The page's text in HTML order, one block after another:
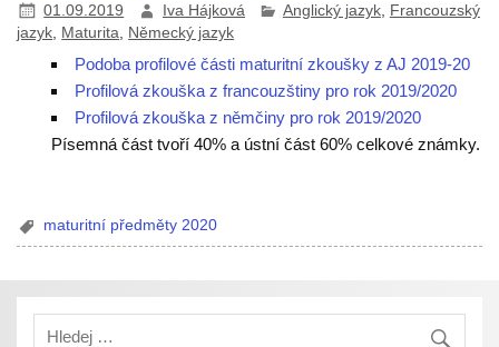
01.09.2019 Iva Hájková Anglický jazyk,
Francouzský
jazyk, Maturita, Německý jazyk
Podoba profilové části maturitní zkoušky z AJ 2019-20
Profilová zkouška z francouzštiny pro rok 2019/2020
Profilová zkouška z němčiny pro rok 2019/2020
Písemná část tvoří 40% a ústní část 60% celkové známky.
maturitní předměty 2020